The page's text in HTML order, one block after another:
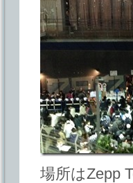
場所はZepp